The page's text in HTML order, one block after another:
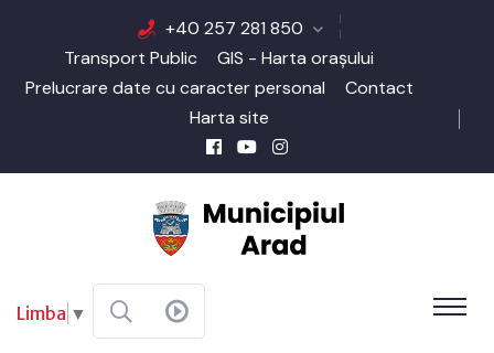
+40 257 281 850
Transport Public
GIS - Harta orașului
Prelucrare date cu caracter personal
Contact
Harta site
Limba ▼